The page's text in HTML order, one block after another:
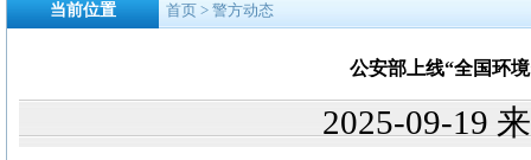
当前位置 首页 > 警方动态
公安部上线“全国环
2025-09-19